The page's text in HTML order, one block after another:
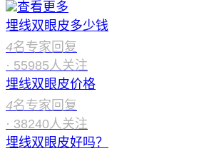
查看更多
埋线双眼皮多少钱
4名专家回复
· 55985人关注
埋线双眼皮价格
4名专家回复
· 38240人关注
埋线双眼皮好吗？